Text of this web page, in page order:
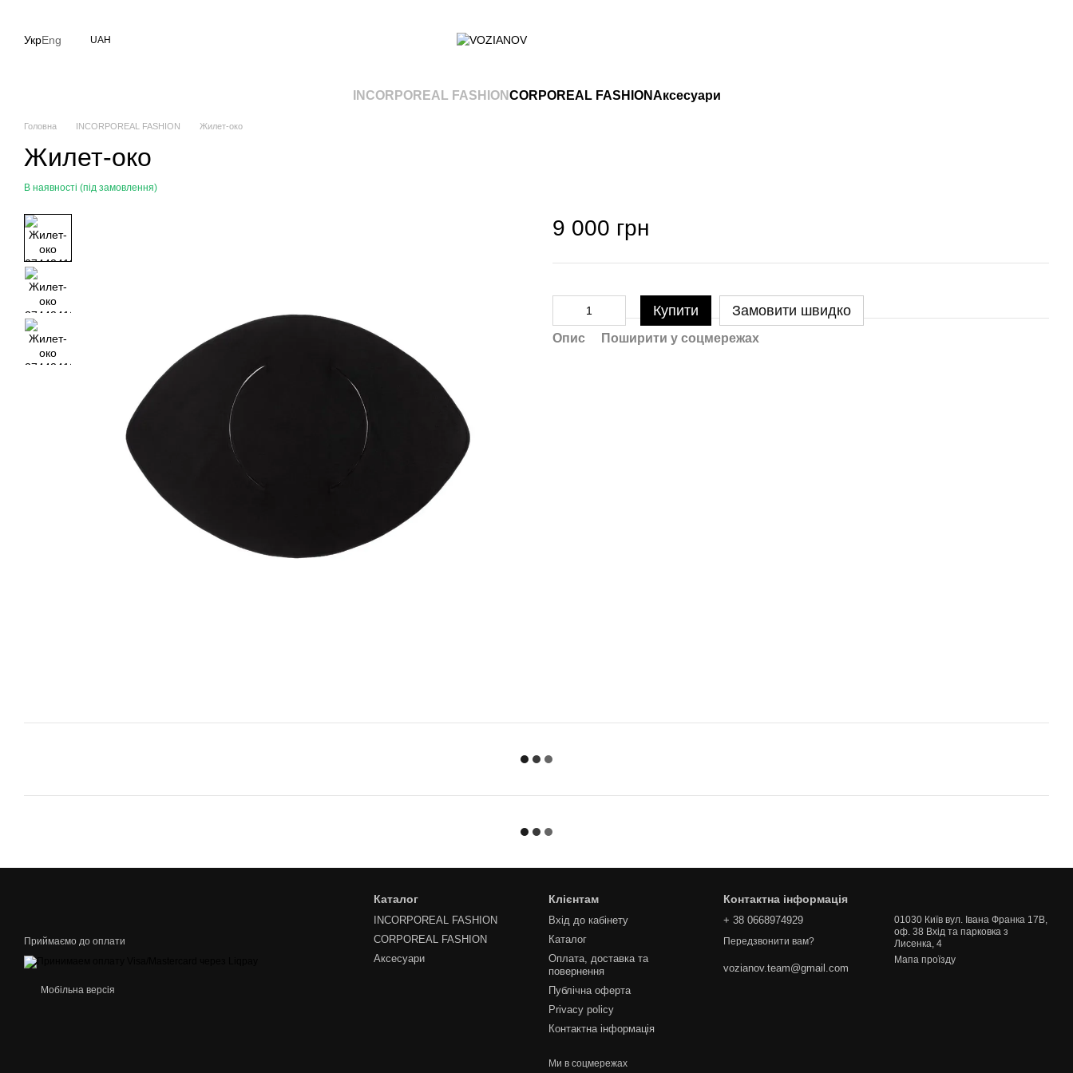
УкрEng UAH
INCORPOREAL FASHIONCORPOREAL FASHIONАксесуари
Головна INCORPOREAL FASHION Жилет-око
Жилет-око
В наявності (під замовлення)
9 000 грн
Купити Замовити швидко
Опис Поширити у соцмережах
Приймаємо до оплати
Мобільна версія
Каталог
INCORPOREAL FASHION
CORPOREAL FASHION
Аксесуари
Клієнтам
Вхід до кабінету
Каталог
Оплата, доставка та
повернення
Публічна оферта
Privacy policy
Контактна інформація
Ми в соцмережах
Контактна інформація
+ 38 0668974929
Передзвонити вам?
vozianov.team@gmail.com
01030 Київ вул. Івана Франка 17В,
оф. 38 Вхід та парковка з
Лисенка, 4
Мапа проїзду